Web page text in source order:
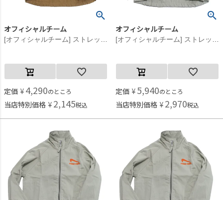
オフィシャルチーム
定価 ¥ 4,290のところ
当店特別価格 ¥ 2,145税込
オフィシャルチーム
定価 ¥ 5,940のところ
当店特別価格 ¥ 2,970税込